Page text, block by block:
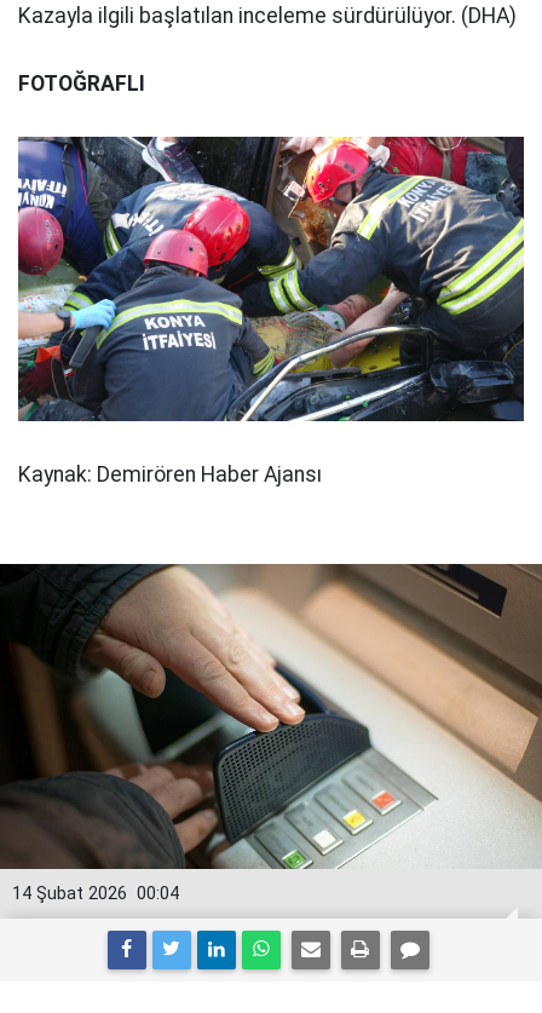
Kazayla ilgili başlatılan inceleme sürdürülüyor. (DHA)
FOTOĞRAFLI
Kaynak: Demirören Haber Ajansı
00:04
14 Şubat 2026